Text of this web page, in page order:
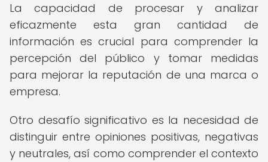
La capacidad de procesar y analizar
eficazmente esta gran cantidad de
información es crucial para comprender la
percepción del público y tomar medidas
para mejorar la reputación de una marca o
empresa.
Otro desafío significativo es la necesidad de
distinguir entre opiniones positivas, negativas
y neutrales, así como comprender el contexto